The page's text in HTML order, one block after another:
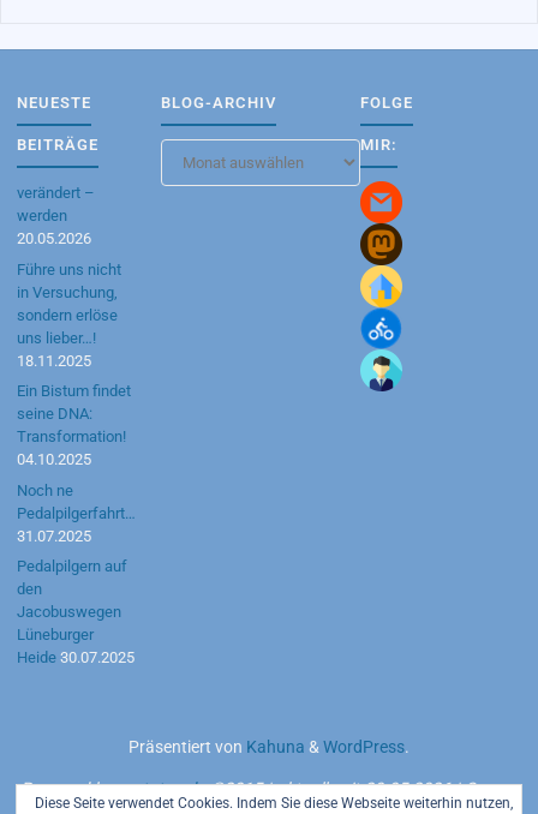
NEUESTE
BEITRÄGE
verändert –
werden
20.05.2026
Führe uns nicht
in Versuchung,
sondern erlöse
uns lieber…!
18.11.2025
Ein Bistum findet
seine DNA:
Transformation!
04.10.2025
Noch ne
Pedalpilgerfahrt…
31.07.2025
Pedalpilgern auf
den
Jacobuswegen
Lüneburger
Heide 30.07.2025
BLOG-ARCHIV
Archiv
FOLGE
MIR:
Präsentiert von Kahuna &WordPress.
Powered bymotetus.de©2015 | aktuell seit 20.05.2026 | Server:
Diese Seite verwendet Cookies. Indem Sie diese Webseite weiterhin nutzen,